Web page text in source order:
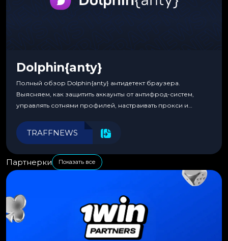
Dolphin{anty}
Полный обзор Dolphin{anty} антидетект браузера.
Выясняем, как защитить аккаунты от антифрод-систем,
управлять сотнями профилей, настраивать прокси и
эффективности.
TRAFFNEWS
Партнерки Показать все